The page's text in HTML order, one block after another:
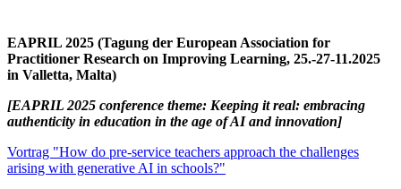
EAPRIL 2025 (Tagung der European Association for
Practitioner Research on Improving Learning, 25.-27-11.2025
in Valletta, Malta)
[EAPRIL 2025 conference theme: Keeping it real: embracing
authenticity in education in the age of AI and innovation]
Vortrag "How do pre-service teachers approach the challenges
arising with generative AI in schools?"